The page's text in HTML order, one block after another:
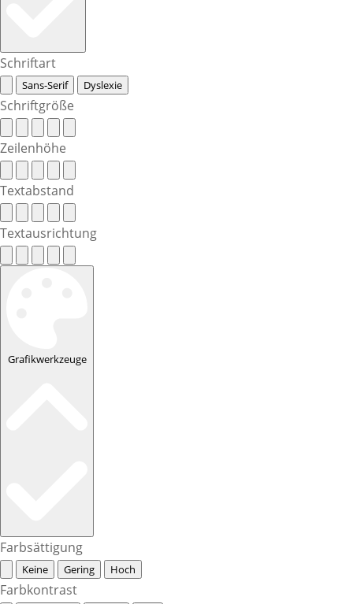
Schriftart
Sans-Serif Dyslexie
Schriftgröße
Zeilenhöhe
Textabstand
Textausrichtung
Grafikwerkzeuge
Farbsättigung
Keine Gering Hoch
Farbkontrast